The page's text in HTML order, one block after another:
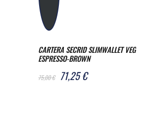
CARTERA SECRID SLIMWALLET VEG
ESPRESSO-BROWN
75,00 € 71,25 €